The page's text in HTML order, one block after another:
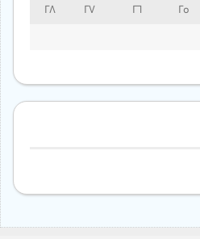
25
26
27
28